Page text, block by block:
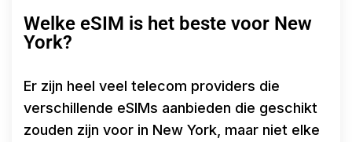
Welke eSIM is het beste voor New
York?
Er zijn heel veel telecom providers die
verschillende eSIMs aanbieden die geschikt
zouden zijn voor in New York, maar niet elke